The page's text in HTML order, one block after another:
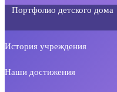
Портфолио детского дома
История учреждения
Наши достижения